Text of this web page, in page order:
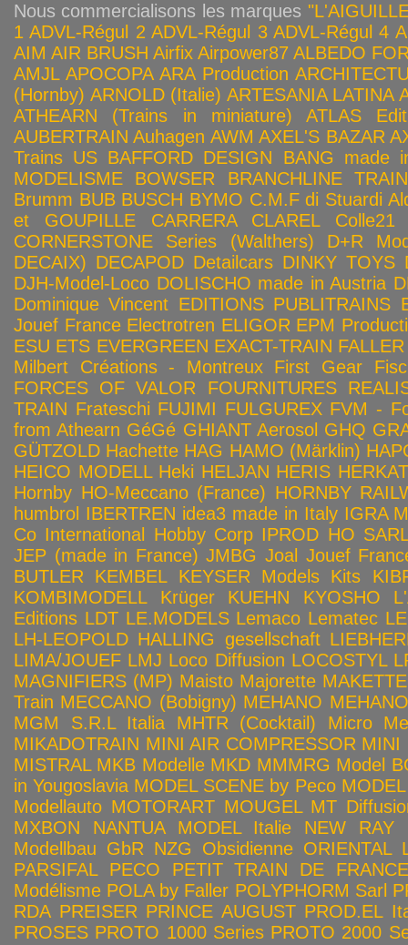
Nous commercialisons les marques
1 ADVL-Régul 2 ADVL-Régul 3 ADVL-Régul 4
AIM AIR BRUSH Airfix Airpower87 ALBEDO
AMJL APOCOPA ARA Production
(Hornby) ARNOLD (Italie) ARTESANIA LATINA
ATHEARN (Trains in miniature)
ATLAS
AUBERTRAIN Auhagen AWM AXEL'S BAZAR
Trains US BAFFORD DESIGN
BANG made
MODELISME
BOWSER
BRANCHLINE
Brumm BUB BUSCH BYMO C.M.F di Stuardi
et GOUPILLE
CARRERA CLAREL
Colle21
CORNERSTONE Series (Walthers)
D+R
DECAIX) DECAPOD Detailcars DINKY TOYS
DJH-Model-Loco DOLISCHO made in Austria
Dominique Vincent EDITIONS PUBLITRAINS
Jouef France Electrotren ELIGOR EPM
ESU ETS EVERGREEN EXACT-TRAIN FALLER
Milbert Créations - Montreux First Gear
FORCES OF VALOR
FOURNITURES
TRAIN Frateschi FUJIMI FULGUREX FVM -
from Athearn GéGé GHIANT Aerosol GHQ
GÜTZOLD Hachette HAG HAMO (Märklin)
HEICO MODELL Heki HELJAN HERIS HERKAT
Hornby HO-Meccano (France) HORNBY
humbrol IBERTREN idea3 made in Italy IGRA
Co International Hobby Corp IPROD HO
JEP (made in France) JMBG Joal Jouef
BUTLER
KEMBEL KEYSER Models Kits
KOMBIMODELL
Krüger KUEHN KYOSHO
Editions LDT LE.MODELS Lemaco Lematec
LH-LEOPOLD HALLING gesellschaft
LIMA/JOUEF LMJ Loco Diffusion LOCOSTYL
MAGNIFIERS (MP) Maisto Majorette MAKETTE
Train MECCANO (Bobigny) MEHANO
MGM S.R.L Italia
MHTR (Cocktail)
Micro
MIKADOTRAIN MINI AIR COMPRESSOR MINI
MISTRAL MKB Modelle MKD MMMRG Model
in Yougoslavia MODEL SCENE by Peco
Modellauto MOTORART MOUGEL MT
MXBON
NANTUA MODEL Italie NEW RAY
Modellbau GbR NZG Obsidienne ORIENTAL
PARSIFAL
PECO
PETIT TRAIN DE FRANCE
Modélisme POLA by Faller POLYPHORM Sarl
RDA PREISER PRINCE AUGUST PROD.EL
PROSES PROTO 1000 Series PROTO 2000